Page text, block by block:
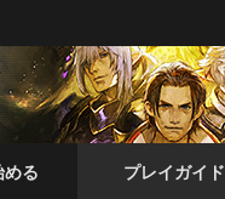
める プレイガイド